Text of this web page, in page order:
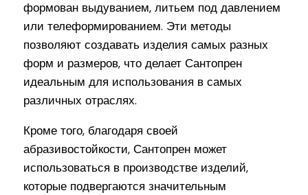
формован выдуванием, литьем под давлением
или телеформированием. Эти методы
позволяют создавать изделия самых разных
форм и размеров, что делает Сантопрен
идеальным для использования в самых
различных отраслях.
Кроме того, благодаря своей
абразивостойкости, Сантопрен может
использоваться в производстве изделий,
которые подвергаются значительным